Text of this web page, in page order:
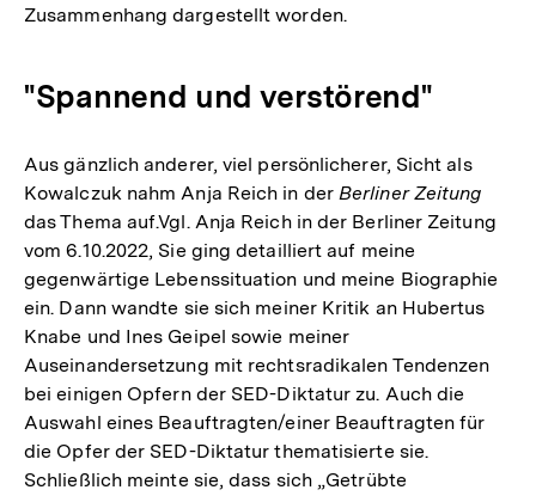
Zusammenhang dargestellt worden.
"Spannend und verstörend"
Aus gänzlich anderer, viel persönlicherer, Sicht als
Kowalczuk nahm Anja Reich in der Berliner Zeitung
das Thema auf.Vgl. Anja Reich in der Berliner Zeitung
vom 6.10.2022, Sie ging detailliert auf meine
gegenwärtige Lebenssituation und meine Biographie
ein. Dann wandte sie sich meiner Kritik an Hubertus
Knabe und Ines Geipel sowie meiner
Auseinandersetzung mit rechtsradikalen Tendenzen
bei einigen Opfern der SED-Diktatur zu. Auch die
Auswahl eines Beauftragten/einer Beauftragten für
die Opfer der SED-Diktatur thematisierte sie.
Schließlich meinte sie, dass sich „Getrübte